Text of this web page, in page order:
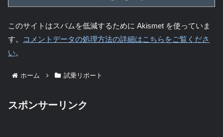
このサイトはスパムを低減するために Akismet を使っていま
す。
コメントデータの処理方法の詳細はこちらをご覧くださ
い。
ホーム 試乗リポート
スポンサーリンク